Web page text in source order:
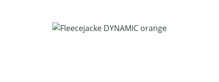
Bildergalerie überspringen